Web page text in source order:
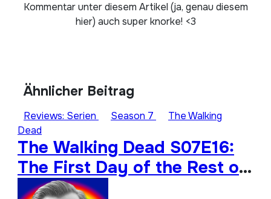
Kommentar unter diesem Artikel (ja, genau diesem
hier) auch super knorke! <3
Ähnlicher Beitrag
Reviews: Serien Season 7
The Walking
Dead
The Walking Dead S07E16:
The First Day of the Rest of
Your Life